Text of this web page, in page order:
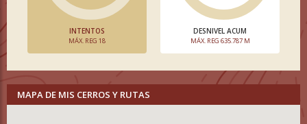
INTENTOS
MÁX. REG 18
DESNIVEL ACUM
MÁX. REG 635.787 M
MAPA DE MIS CERROS Y RUTAS